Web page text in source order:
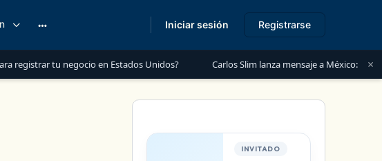
tu negocio en Estados Unidos? Carlos Slim lanza mensaje a México: “Es ×
options
Iniciar sesión Registrarse
INVITADO